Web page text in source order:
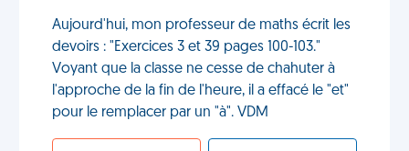
Aujourd'hui, mon professeur de maths écrit les
devoirs : "Exercices 3 et 39 pages 100-103."
Voyant que la classe ne cesse de chahuter à
l'approche de la fin de l'heure, il a effacé le "et"
pour le remplacer par un "à". VDM